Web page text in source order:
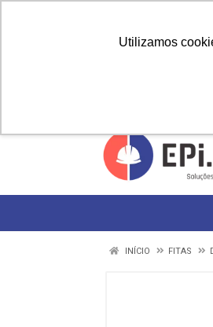
Utilizamos
INÍCIO FITAS